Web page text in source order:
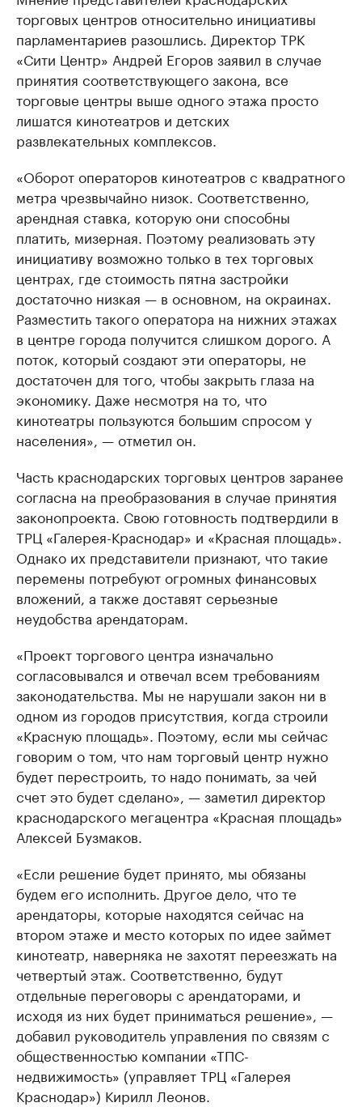
торговых центров относительно инициативы
парламентариев разошлись. Директор ТРК
«Сити Центр» Андрей Егоров заявил в случае
принятия соответствующего закона, все
торговые центры выше одного этажа просто
лишатся кинотеатров и детских
развлекательных комплексов.
«Оборот операторов кинотеатров с квадратного
метра чрезвычайно низок. Соответственно,
арендная ставка, которую они способны
платить, мизерная. Поэтому реализовать эту
инициативу возможно только в тех торговых
центрах, где стоимость пятна застройки
достаточно низкая — в основном, на окраинах.
Разместить такого оператора на нижних этажах
в центре города получится слишком дорого. А
поток, который создают эти операторы, не
достаточен для того, чтобы закрыть глаза на
экономику. Даже несмотря на то, что
кинотеатры пользуются большим спросом у
населения», — отметил он.
Часть краснодарских торговых центров заранее
согласна на преобразования в случае принятия
законопроекта. Свою готовность подтвердили в
ТРЦ «Галерея-Краснодар» и «Красная площадь».
Однако их представители признают, что такие
перемены потребуют огромных финансовых
вложений, а также доставят серьезные
неудобства арендаторам.
«Проект торгового центра изначально
согласовывался и отвечал всем требованиям
законодательства. Мы не нарушали закон ни в
одном из городов присутствия, когда строили
«Красную площадь». Поэтому, если мы сейчас
говорим о том, что нам торговый центр нужно
будет перестроить, то надо понимать, за чей
счет это будет сделано», — заметил директор
краснодарского мегацентра «Красная площадь»
Алексей Бузмаков.
«Если решение будет принято, мы обязаны
будем его исполнить. Другое дело, что те
арендаторы, которые находятся сейчас на
втором этаже и место которых по идее займет
кинотеатр, наверняка не захотят переезжать на
четвертый этаж. Соответственно, будут
отдельные переговоры с арендаторами, и
исходя из них будет приниматься решение», —
добавил руководитель управления по связям с
общественностью компании «ТПС-
недвижимость» (управляет ТРЦ «Галерея
Краснодар») Кирилл Леонов.